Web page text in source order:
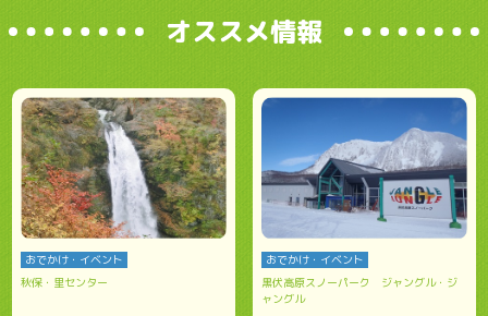
オススメ情報
おでかけ・イベント
秋保・里センター
おでかけ・イベント
黒伏高原スノーパーク ジャングル・ジ
ャングル